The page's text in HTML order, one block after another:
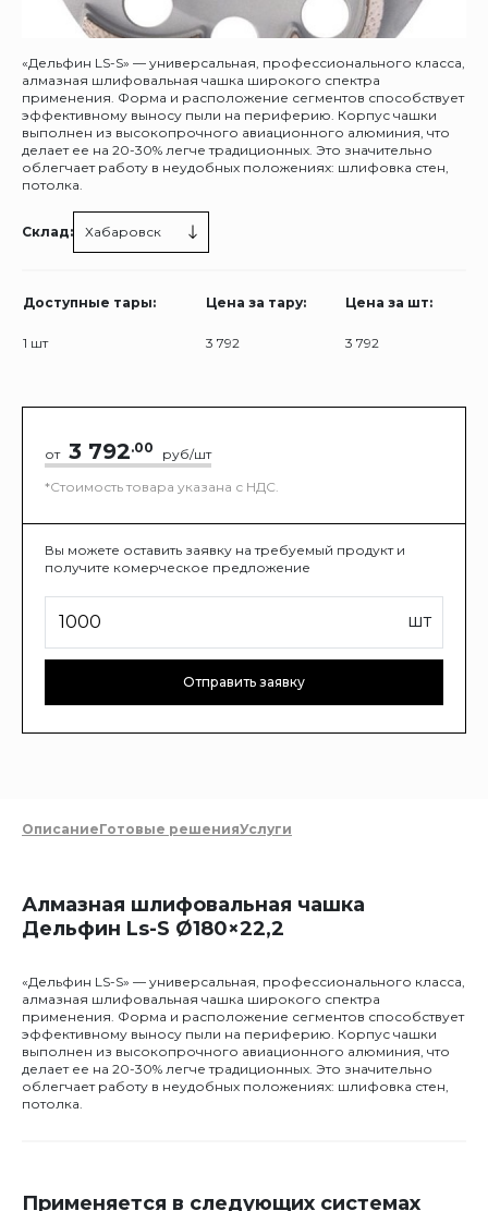
«Дельфин LS-S» — универсальная, профессионального класса,
алмазная шлифовальная чашка широкого спектра
применения. Форма и расположение сегментов способствует
эффективному выносу пыли на периферию. Корпус чашки
выполнен из высокопрочного авиационного алюминия, что
делает ее на 20-30% легче традиционных. Это значительно
облегчает работу в неудобных положениях: шлифовка стен,
потолка.
Склад: Хабаровск
Доступные тары: Цена за тару: Цена за шт:
1 шт 3 792 3 792
от 3 792.00
руб/шт
*Стоимость товара указана с НДС.
Вы можете оставить заявку на требуемый продукт и
получите комерческое предложение
шт
Отправить заявку
ОписаниеГотовые решенияУслуги
Алмазная шлифовальная чашка
Дельфин Ls-S Ø180×22,2
«Дельфин LS-S» — универсальная, профессионального класса,
алмазная шлифовальная чашка широкого спектра
применения. Форма и расположение сегментов способствует
эффективному выносу пыли на периферию. Корпус чашки
выполнен из высокопрочного авиационного алюминия, что
делает ее на 20-30% легче традиционных. Это значительно
облегчает работу в неудобных положениях: шлифовка стен,
потолка.
Применяется в следующих системах